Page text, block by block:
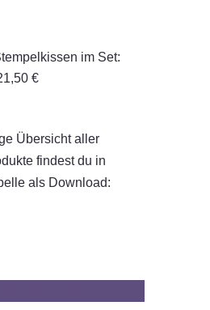
im Set:
€
Übersicht aller
findest du in
als Download: